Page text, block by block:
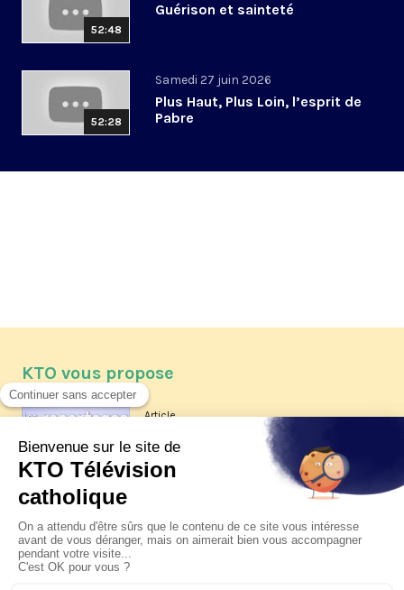
52:48
Guérison et sainteté
52:28
Samedi 27 juin 2026
Plus Haut, Plus Loin, l’esprit de
Pabre
KTO vous propose
Article
Les reportages d'été 2026 de KTO
La visite pastorale du pape Léon
XIV à Assise à suivre sur KTO le
jeudi 6 août